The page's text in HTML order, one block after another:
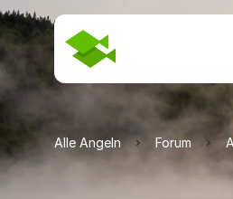
Alle Angeln Forum